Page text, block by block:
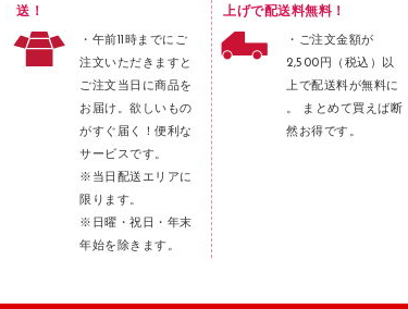
ングテープ
ケース／ペンケース
ンド／ブックスタンド
送！
・午前11時までにご
注文いただきますと
ご注文当日に商品を
お届け。欲しいもの
がすぐ届く！便利な
サービスです。
※当日配送エリアに
限ります。
※日曜・祝日・年末
年始を除きます。
上げで配送料無料！
・ご注文金額が
2,500円（税込）以
上で配送料が無料に
。 まとめて買えば断
然お得です。